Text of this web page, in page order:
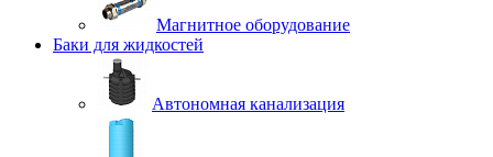
Магнитное оборудование
Баки для жидкостей
Автономная канализация